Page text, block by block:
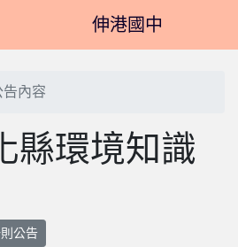
伸港國中
告內容
縣環境知識
公告